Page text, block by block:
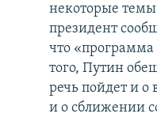
некоторые
президент
что «программа
того, Путин
речь пойдет и
и о сближении